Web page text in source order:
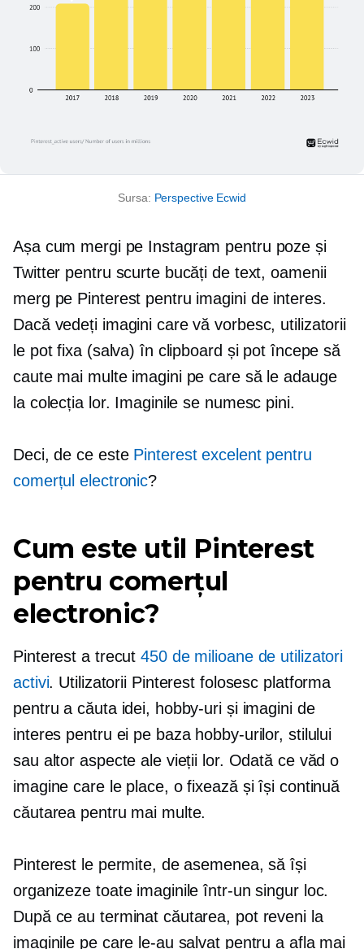
Sursa: Perspective Ecwid
Așa cum mergi pe Instagram pentru poze și
Twitter pentru scurte bucăți de text, oamenii
merg pe Pinterest pentru imagini de interes.
Dacă vedeți imagini care vă vorbesc, utilizatorii
le pot fixa (salva) în clipboard și pot începe să
caute mai multe imagini pe care să le adauge
la colecția lor. Imaginile se numesc pini.
Deci, de ce este Pinterest excelent pentru
comerțul electronic?
Cum este util Pinterest
pentru comerțul
electronic?
Pinterest a trecut450 de milioane de utilizatori
activi. Utilizatorii Pinterest folosesc platforma
pentru a căuta idei, hobby-uri și imagini de
interes pentru ei pe baza hobby-urilor, stilului
sau altor aspecte ale vieții lor. Odată ce văd o
imagine care le place, o fixează și își continuă
căutarea pentru mai multe.
Pinterest le permite, de asemenea, să își
organizeze toate imaginile într-un singur loc.
După ce au terminat căutarea, pot reveni la
imaginile pe care le-au salvat pentru a afla mai